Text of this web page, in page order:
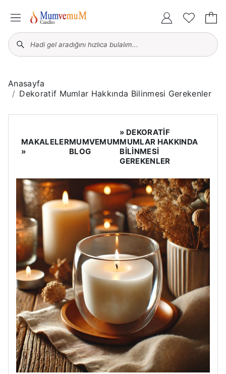
Anasayfa
Dekoratif Mumlar Hakkında Bilinmesi Gerekenler
MAKALELER
»
MUMVEMUM
BLOG
» DEKORATIF
MUMLAR HAKKINDA
BILINMESI
GEREKENLER